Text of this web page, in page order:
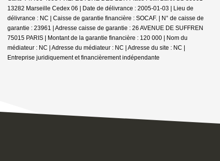
13282 Marseille Cedex 06 | Date de délivrance : 2005-01-03 | Lieu de
délivrance : NC | Caisse de garantie financière : SOCAF. | N° de caisse de
garantie : 23961 | Adresse caisse de garantie : 26 AVENUE DE SUFFREN
75015 PARIS | Montant de la garantie financière : 120 000 | Nom du
médiateur : NC | Adresse du médiateur : NC | Adresse du site : NC |
Entreprise juridiquement et financièrement indépendante